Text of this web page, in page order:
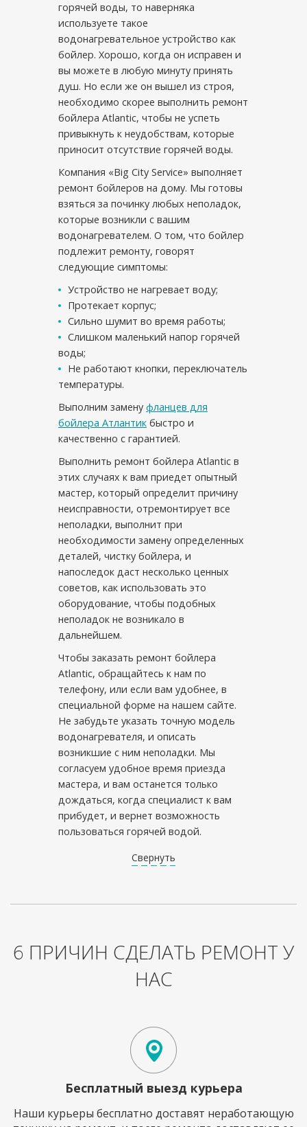
горячей воды, то наверняка
используете такое
водонагревательное устройство как
бойлер. Хорошо, когда он исправен и
вы можете в любую минуту принять
душ. Но если же он вышел из строя,
необходимо скорее выполнить ремонт
бойлера Atlantic, чтобы не успеть
привыкнуть к неудобствам, которые
приносит отсутствие горячей воды.
Компания «Big City Service» выполняет
ремонт бойлеров на дому. Мы готовы
взяться за починку любых неполадок,
которые возникли с вашим
водонагревателем. О том, что бойлер
подлежит ремонту, говорят
следующие симптомы:
Устройство не нагревает воду;
Протекает корпус;
Сильно шумит во время работы;
Слишком маленький напор горячей
воды;
Не работают кнопки, переключатель
температуры.
Выполним замену фланцев для
бойлера Атлантик быстро и
качественно с гарантией.
Выполнить ремонт бойлера Atlantic в
этих случаях к вам приедет опытный
мастер, который определит причину
неисправности, отремонтирует все
неполадки, выполнит при
необходимости замену определенных
деталей, чистку бойлера, и
напоследок даст несколько ценных
советов, как использовать это
оборудование, чтобы подобных
неполадок не возникало в
дальнейшем.
Чтобы заказать ремонт бойлера
Atlantic, обращайтесь к нам по
телефону, или если вам удобнее, в
специальной форме на нашем сайте.
Не забудьте указать точную модель
водонагревателя, и описать
возникшие с ним неполадки. Мы
согласуем удобное время приезда
мастера, и вам останется только
дождаться, когда специалист к вам
прибудет, и вернет возможность
пользоваться горячей водой.
Свернуть
6 ПРИЧИН СДЕЛАТЬ РЕМОНТ У
НАС
Бесплатный выезд курьера
Наши курьеры бесплатно доставят неработающую